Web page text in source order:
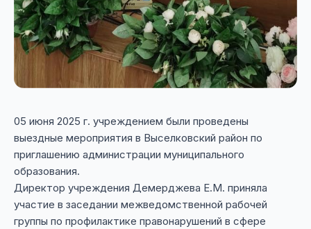
05 июня 2025 г. учреждением были проведены
выездные мероприятия в Выселковский район по
приглашению администрации муниципального
образования.
Директор учреждения Демерджева Е.М. приняла
участие в заседании межведомственной рабочей
группы по профилактике правонарушений в сфере